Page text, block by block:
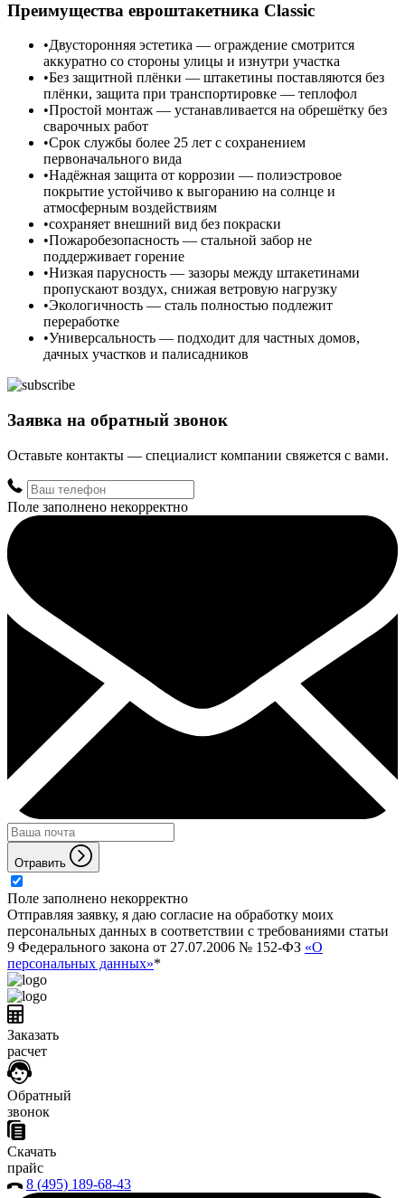
Преимущества евроштакетника Classic
Двусторонняя эстетика — ограждение смотрится
аккуратно со стороны улицы и изнутри участка
Без защитной плёнки — штакетины поставляются без
плёнки, защита при транспортировке — теплофол
Простой монтаж — устанавливается на обрешётку без
сварочных работ
Срок службы более 25 лет с сохранением
первоначального вида
Надёжная защита от коррозии — полиэстровое
покрытие устойчиво к выгоранию на солнце и
атмосферным воздействиям
сохраняет внешний вид без покраски
Пожаробезопасность — стальной забор не
поддерживает горение
Низкая парусность — зазоры между штакетинами
пропускают воздух, снижая ветровую нагрузку
Экологичность — сталь полностью подлежит
переработке
Универсальность — подходит для частных домов,
дачных участков и палисадников
Заявка на обратный звонок
Оставьте контакты — специалист компании свяжется с вами.
Поле заполнено некорректно
Отравить
Поле заполнено некорректно
Отправляя заявку, я даю согласие на обработку моих
персональных данных в соответствии с требованиями статьи
9 Федерального закона от 27.07.2006 № 152-ФЗ «О
персональных данных»*
Заказать
расчет
Обратный
звонок
Скачать
прайс
8 (495) 189-68-43